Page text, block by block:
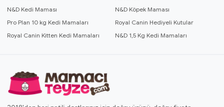
N&D Kedi Maması
N&D Köpek Maması
Pro Plan 10 kg Kedi Mamaları
Royal Canin Hediyeli Kutular
Royal Canin Kitten Kedi Mamaları
N&D 1,5 Kg Kedi Mamaları